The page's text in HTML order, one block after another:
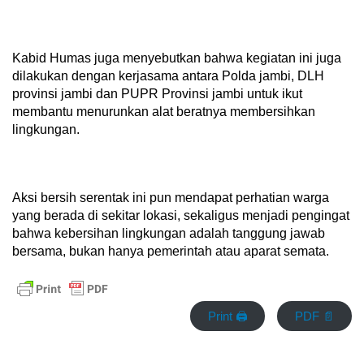
Kabid Humas juga menyebutkan bahwa kegiatan ini juga
dilakukan dengan kerjasama antara Polda jambi, DLH
provinsi jambi dan PUPR Provinsi jambi untuk ikut
membantu menurunkan alat beratnya membersihkan
lingkungan.
Aksi bersih serentak ini pun mendapat perhatian warga
yang berada di sekitar lokasi, sekaligus menjadi pengingat
bahwa kebersihan lingkungan adalah tanggung jawab
bersama, bukan hanya pemerintah atau aparat semata.
Print 🖨 PDF 📄